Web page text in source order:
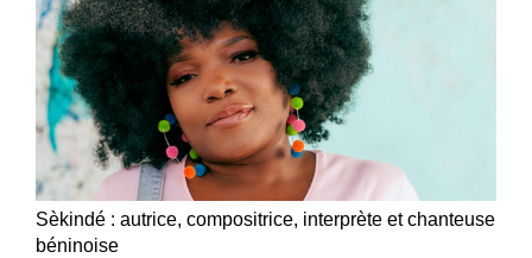
Sèkindé : autrice, compositrice, interprète et chanteuse
béninoise